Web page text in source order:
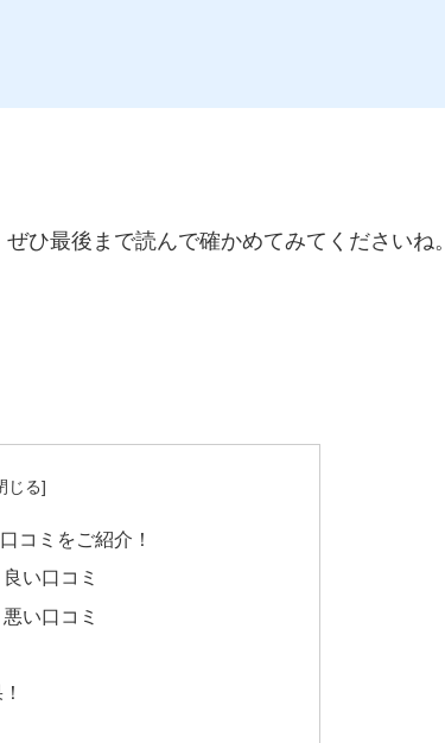
ひ最後まで読んで確かめてみてくださいね。
コミをご紹介！
い口コミ
い口コミ